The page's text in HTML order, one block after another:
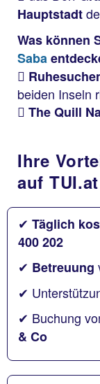
Hauptstadt
Was können
Saba
beiden Inseln
The Quill
Ihre
auf TUI.at
✔ Täglich
400 202
✔ Betreuung
✔
✔ Buchung
& Co